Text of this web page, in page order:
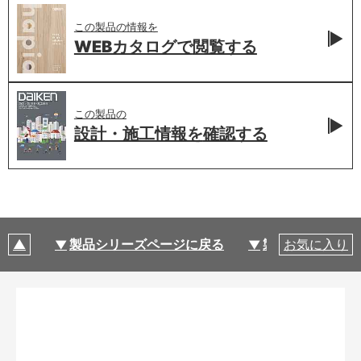
この製品の情報を
WEBカタログで閲覧する
この製品の
設計・施工情報を確認する
製品シリーズページに戻る 製品仕様
お気に入り